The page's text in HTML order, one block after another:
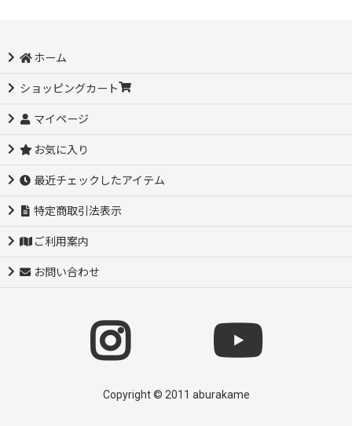
ホーム
ショッピングカート
マイページ
お気に入り
最近チェックしたアイテム
特定商取引法表示
ご利用案内
お問い合わせ
Copyright © 2011 aburakame